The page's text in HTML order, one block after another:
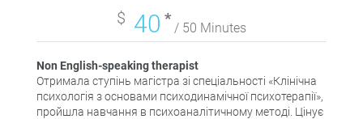
$ 40*
/ 50 Minutes
Non English-speaking therapist
Отримала ступінь магістра зі спеціальності «Клінічна
психологія з основами психодинамічної психотерапії»,
пройшла навчання в психоаналітичному методі. Цінує